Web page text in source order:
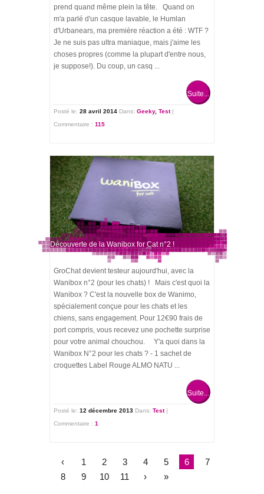
prend quand même plein la tête. Quand on
m'a parlé d'un casque lavable, le Humlan
d'Urbanears, ma première réaction a été : WTF ?
Je ne suis pas ultra maniaque, mais j'aime les
choses propres (comme la plupart d'entre nous,
je suppose!). Du coup, un casq ...
Suite...
Posté le: 28 avril 2014 Dans: Geeky, Test |
Commentaire : 115
Découverte de la Wanibox for Cat n°2 !
GroChat devient testeur aujourd'hui, avec la
Wanibox n°2 (pour les chats) ! Mais c'est quoi la
Wanibox ? C'est la nouvelle box de Wanimo,
spécialement conçue pour les chats et les
chiens, sans engagement. Pour 12€90 frais de
port compris, vous recevez une pochette surprise
pour votre animal chouchou. Y'a quoi dans la
Wanibox N°2 pour les chats ? - 1 sachet de
croquettes Label Rouge ALMO NATU ...
Suite...
Posté le: 12 décembre 2013 Dans: Test |
Commentaire : 1
‹ 1 2 3 4 5 6
7
8
9 10 11 › »